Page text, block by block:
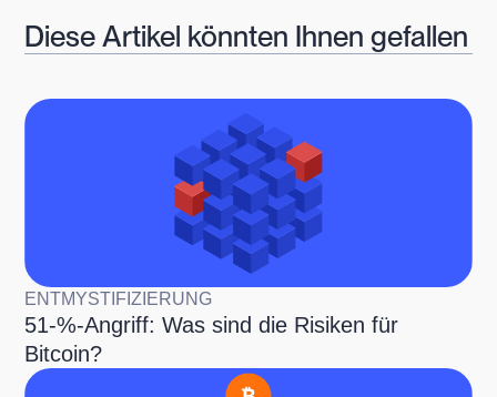
Diese Artikel könnten Ihnen gefallen
ENTMYSTIFIZIERUNG
51-%-Angriff: Was sind die Risiken für
Bitcoin?